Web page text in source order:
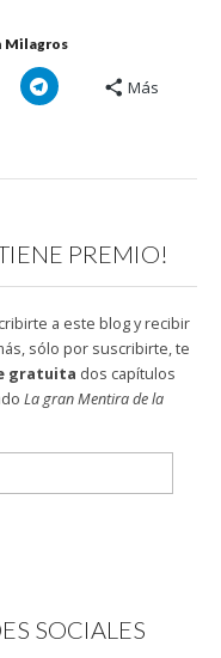
Milagros
Más
PREMIO!
a este blog y recibir
sólo por suscribirte, te
gratuita dos capítulos
La gran Mentira de la
SOCIALES